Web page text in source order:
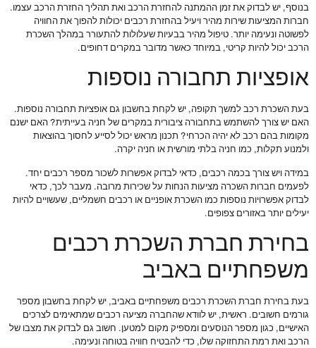
בנוסף, יש לבדוק את זמן ההמתנה להחזרת הרכב ואת תהליך החזרת הרכב עצמו.
חברות המציעות שירות מהיר ויעיל בהחזרת רכבים יכולות להפוך את החוויה
לפשוטה ונעימה יותר. טיפול מהיר בבעיות שעלולות להתעורר במהלך השכרת
הרכב יכול להיות קריטי, במיוחד כאשר מדובר במקרים דחופים.
אופציות תחבורה נוספות
בעת השכרת רכב למשך תקופה, יש לקחת בחשבון גם אופציות תחבורה נוספות.
האם יש צורך להשתמש בתחבורה ציבורית במקרים של חניה בעייתית? האם ישנם
מקומות בהם רכב לא יהיה הכרחי? תכנון מראש יכול לסייע לחסוך בהוצאות
ולמנוע תקלות, כמו חניה בלתי מורשית או חניה יקרה.
במידה ויש צורך בכמה רכבים, כדאי לבדוק אפשרות לשכור מספר רכבים יחד.
לפעמים חברות השכרה מציעות הנחות על שכירות מרובה. מעבר לכך, כדאי
לבדוק אפשרויות נוספות כמו השכרת אופניים או רכבים חשמליים, שעשויים להיות
יעילים יותר באזורים צפופים.
בחירת חברת השכרת רכבים
משפחתיים באביב
בעת בחירת חברת השכרת רכבים משפחתיים באביב, יש לקחת בחשבון מספר
גורמים חשובים. ראשית, יש לוודא שהחברה מציעה רכבים שמתאימים לצרכים
האישיים, כגון מספר הנוסעים ומספיק מקום למטען. חשוב גם לבדוק את מצבו של
הרכב ואת רמת התחזוקה שלו, כדי להבטיח חוויה בטוחה ונעימה.